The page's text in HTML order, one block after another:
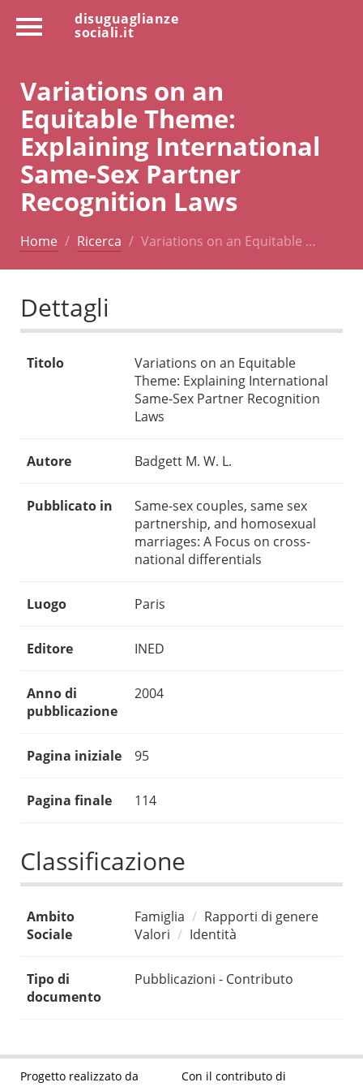
disuguaglianze
sociali.it
Variations on an
Equitable Theme:
Explaining International
Same-Sex Partner
Recognition Laws
Home Ricerca Variations on an Equitable …
Dettagli
Titolo
Variations on an Equitable
Theme: Explaining International
Same-Sex Partner Recognition
Laws
Autore Badgett M. W. L.
Pubblicato in
Same-sex couples, same sex
partnership, and homosexual
marriages: A Focus on cross-
national differentials
Luogo Paris
Editore INED
Anno di
pubblicazione
2004
Pagina iniziale 95
Pagina finale 114
Classificazione
Ambito
Sociale
Famiglia
Rapporti di genere
Valori
Identità
Tipo di
documento
Pubblicazioni - Contributo
Progetto realizzato da Con il contributo di